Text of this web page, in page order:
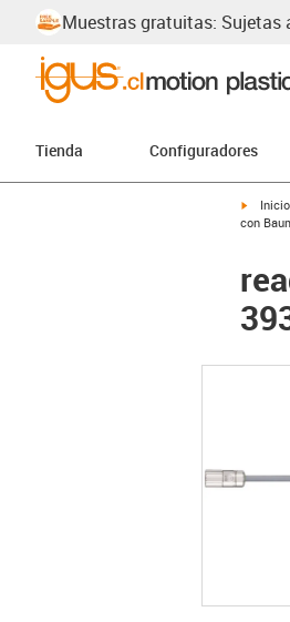
Muestras gratuitas: Sujetas
Tienda Configuradores
igus-Inicio
con